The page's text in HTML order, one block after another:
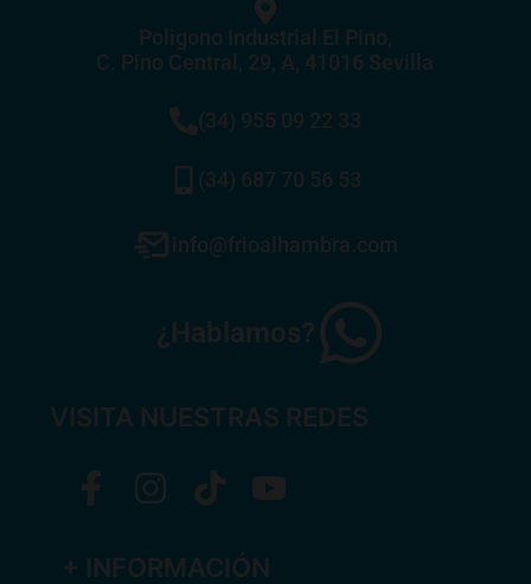
Poligono Industrial El Pino,
C. Pino Central, 29, A, 41016 Sevilla
(34) 955 09 22 33
(34) 687 70 56 53
info@frioalhambra.com
¿Hablamos?
VISITA NUESTRAS REDES
+ INFORMACIÓN